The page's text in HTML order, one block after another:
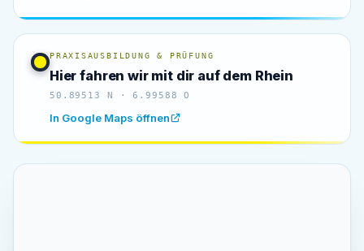
PRAXISAUSBILDUNG & PRÜFUNG
Hier fahren wir mit dir auf dem Rhein
50.89513 N · 6.99588 O
In Google Maps öffnen